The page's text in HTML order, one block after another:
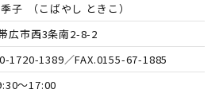
子 （こばやし ときこ）
広市西3条南2-8-2
1720-1389／FAX.0155-67-1885
～17:00